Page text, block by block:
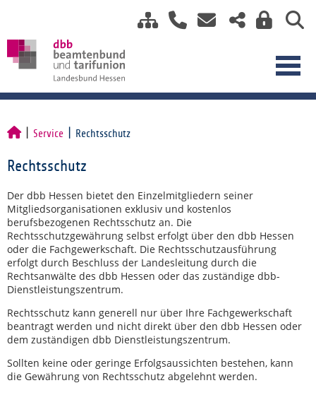
Service Rechtsschutz
Rechtsschutz
Der dbb Hessen bietet den Einzelmitgliedern seiner
Mitgliedsorganisationen exklusiv und kostenlos
berufsbezogenen Rechtsschutz an. Die
Rechtsschutzgewährung selbst erfolgt über den dbb Hessen
oder die Fachgewerkschaft. Die Rechtsschutzausführung
erfolgt durch Beschluss der Landesleitung durch die
Rechtsanwälte des dbb Hessen oder das zuständige dbb-
Dienstleistungszentrum.
Rechtsschutz kann generell nur über Ihre Fachgewerkschaft
beantragt werden und nicht direkt über den dbb Hessen oder
dem zuständigen dbb Dienstleistungszentrum.
Sollten keine oder geringe Erfolgsaussichten bestehen, kann
die Gewährung von Rechtsschutz abgelehnt werden.